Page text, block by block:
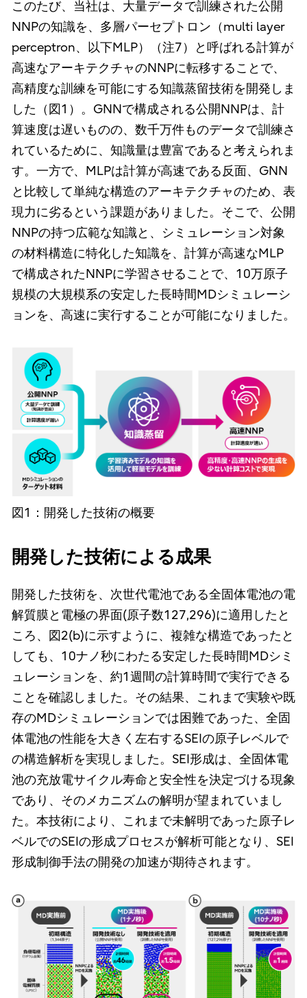
このたび、当社は、大量データで訓練された公開
NNPの知識を、多層パーセプトロン（multi layer
perceptron、以下MLP）（注7）と呼ばれる計算が
高速なアーキテクチャのNNPに転移することで、
高精度な訓練を可能にする知識蒸留技術を開発しま
した（図1）。GNNで構成される公開NNPは、計
算速度は遅いものの、数千万件ものデータで訓練さ
れているために、知識量は豊富であると考えられま
す。一方で、MLPは計算が高速である反面、GNN
と比較して単純な構造のアーキテクチャのため、表
現力に劣るという課題がありました。そこで、公開
NNPの持つ広範な知識と、シミュレーション対象
の材料構造に特化した知識を、計算が高速なMLP
で構成されたNNPに学習させることで、10万原子
規模の大規模系の安定した長時間MDシミュレーシ
ョンを、高速に実行することが可能になりました。
図1：開発した技術の概要
開発した技術による成果
開発した技術を、次世代電池である全固体電池の電
解質膜と電極の界面(原子数127,296)に適用したと
ころ、図2(b)に示すように、複雑な構造であったと
しても、10ナノ秒にわたる安定した長時間MDシミ
ュレーションを、約1週間の計算時間で実行できる
ことを確認しました。その結果、これまで実験や既
存のMDシミュレーションでは困難であった、全固
体電池の性能を大きく左右するSEIの原子レベルで
の構造解析を実現しました。SEI形成は、全固体電
池の充放電サイクル寿命と安全性を決定づける現象
であり、そのメカニズムの解明が望まれていまし
た。本技術により、これまで未解明であった原子レ
ベルでのSEIの形成プロセスが解析可能となり、SEI
形成制御手法の開発の加速が期待されます。